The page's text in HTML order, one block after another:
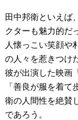
田中邦衛といえば
クターも魅力的だ
人懐っこい笑顔や
の人々を惹きつけ
彼が出演した映画
「善良が服を着
衛の人間性を絶賛
であろう。